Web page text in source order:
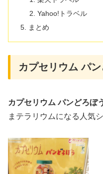
Yahoo!トラベル
まとめ
カプセリウム パ
カプセリウム パンどろぼ
まテラリウムになる人気